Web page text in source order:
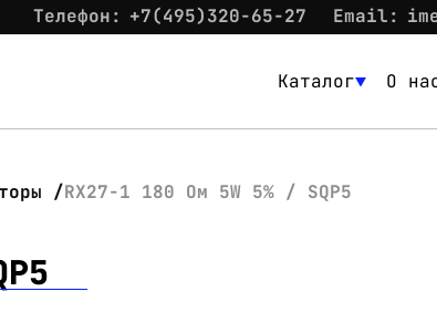
Телефон: +7(495)320-65-27 Email:
Каталог О
RX27-1 180 Ом 5W 5% / SQP5